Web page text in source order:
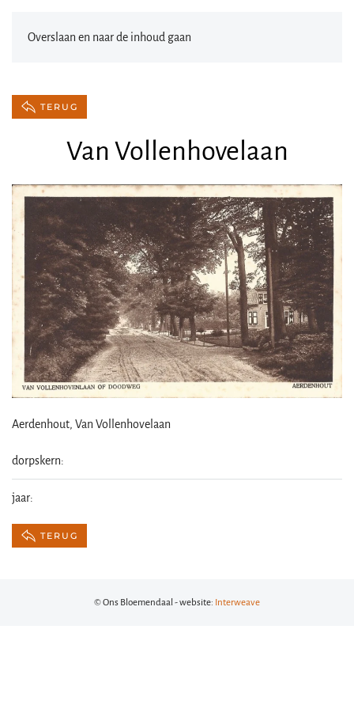
Overslaan en naar de inhoud gaan
TERUG
Van Vollenhovelaan
Aerdenhout, Van Vollenhovelaan
dorpskern:
jaar:
TERUG
© Ons Bloemendaal - website: Interweave